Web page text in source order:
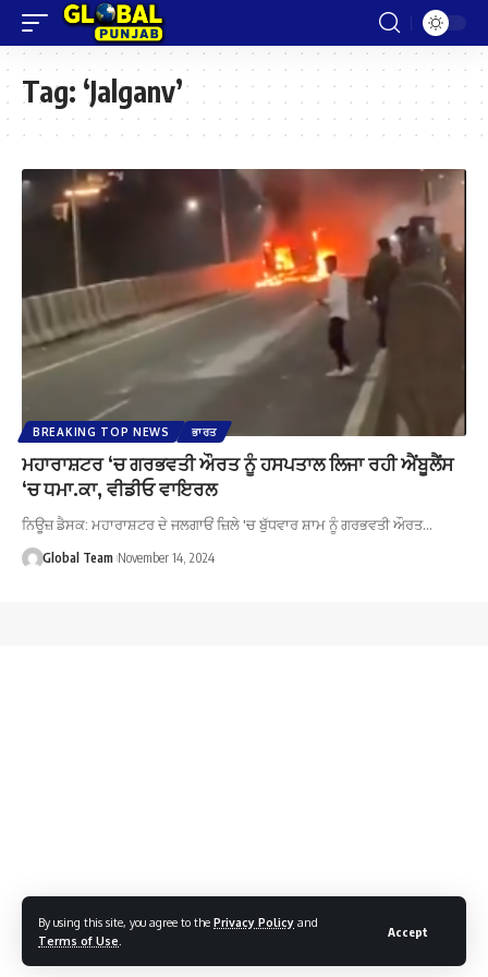
By using this site, you agree to the Privacy Policy and
Terms of Use
Accept
Tag: ‘Jalganv’
BREAKING TOP NEWS ਭਾਰਤ
ਮਹਾਰਾਸ਼ਟਰ ‘ਚ ਗਰਭਵਤੀ ਔਰਤ ਨੂੰ ਹਸਪਤਾਲ ਲਿਜਾ ਰਹੀ ਐਂਬੂਲੈਂਸ
‘ਚ ਧਮਾ.ਕਾ, ਵੀਡੀਓ ਵਾਇਰਲ
ਨਿਊਜ਼ ਡੈਸਕ: ਮਹਾਰਾਸ਼ਟਰ ਦੇ ਜਲਗਾਓਂ ਜ਼ਿਲੇ 'ਚ ਬੁੱਧਵਾਰ ਸ਼ਾਮ ਨੂੰ ਗਰਭਵਤੀ ਔਰਤ…
Global Team November 14, 2024